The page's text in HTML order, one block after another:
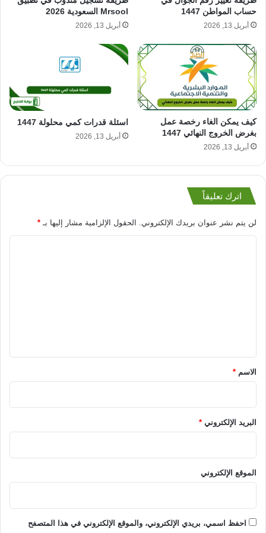
حساب المواطن 1447
أبريل 13, 2026
Mrsool السعودية 2026
أبريل 13, 2026
كيف يمكن الغاء رخصة عمل
بغرض الخروج النهائي 1447
أبريل 13, 2026
اسئلة قدرات كمي محلولة 1447
أبريل 13, 2026
اترك تعليقاً
لن يتم نشر عنوان بريدك الإلكتروني. الحقول الإلزامية مشار إليها بـ *
*الاسم *
البريد الإلكتروني *
الموقع الإلكتروني
احفظ اسمي، بريدي الإلكتروني، والموقع الإلكتروني في هذا المتصفح